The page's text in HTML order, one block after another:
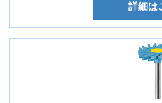
詳細は